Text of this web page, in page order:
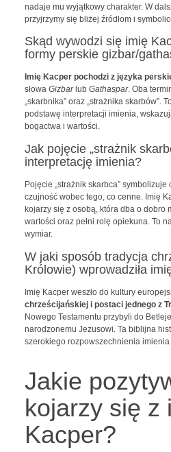
nadaje mu wyjątkowy charakter. W
przyjrzymy się bliżej źródłom i
Skąd wywodzi się imię
formy perskie gizbar/
Imię Kacper pochodzi z języka
słowa Gizbarlub Gathaspar. Oba
„skarbnika” oraz „strażnika skarbów”.
podstawę interpretacji imienia,
bogactwa i wartości.
Jak pojęcie „strażnik
interpretację imienia?
Pojęcie „strażnik skarbca”
czujność wobec tego, co cenne. Imię
kojarzy się z osobą, która dba o dobro
wartości oraz pełni rolę opiekuna. To
wymiar.
W jaki sposób tradycja
Królowie) wprowadziła
Imię Kacper weszło do kultury
chrześcijańskiej i postaci jednego z
Nowego Testamentu przybyli do
narodzonemu Jezusowi. Ta biblijna
szerokiego rozpowszechnienia
Jakie
kojarzy się z
Kacper?